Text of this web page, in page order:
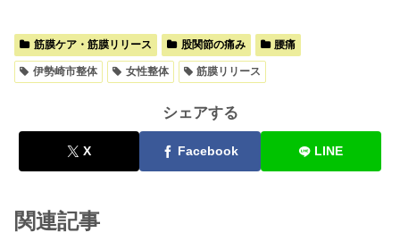
筋膜ケア・筋膜リリース 股関節の痛み 腰痛
伊勢崎市整体 女性整体 筋膜リリース
シェアする
X Facebook LINE
関連記事